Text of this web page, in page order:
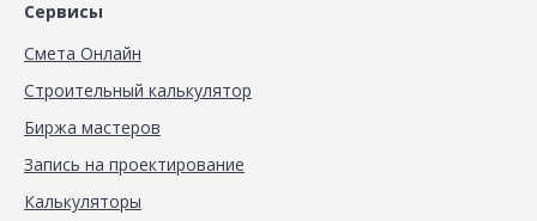
Сервисы
Смета Онлайн
Строительный калькулятор
Биржа мастеров
Запись на проектирование
Калькуляторы